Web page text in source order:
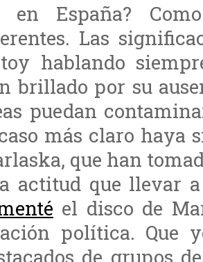
en España?
Las
hablando
brillado por su
puedan
más claro haya
que han
actitud que llevar
el disco de
política. Que
de grupos